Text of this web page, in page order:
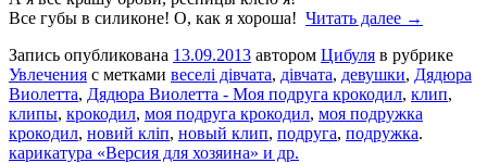
Все губы в силиконе! О, как я хороша! Читать далее →
Запись опубликована 13.09.2013 автором Цибуля в рубрике
Увлечения с метками веселі дівчата, дівчата, девушки, Дядюра
Виолетта, Дядюра Виолетта - Моя подруга крокодил, клип,
клипы, крокодил, моя подруга крокодил, моя подружка
крокодил, новий кліп, новый клип, подруга, подружка.
карикатура «Версия для хозяина» и др.